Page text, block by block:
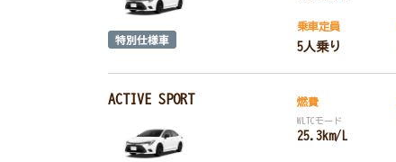
乗車定員
5人乗り
ACTIVE SPORT 燃費
WLTCモード
25.3km/L